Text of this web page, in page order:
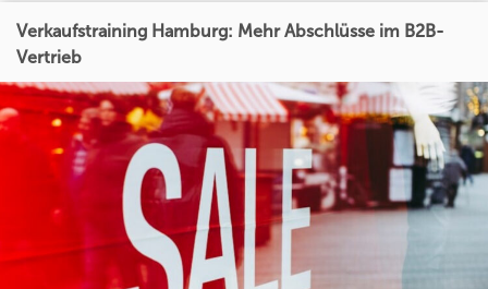
Verkaufstraining Hamburg: Mehr Abschlüsse im B2B-
Vertrieb